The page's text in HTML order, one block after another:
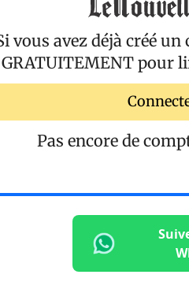
vous avez déjà créé
GRATUITEMENT pour
Pas encore de